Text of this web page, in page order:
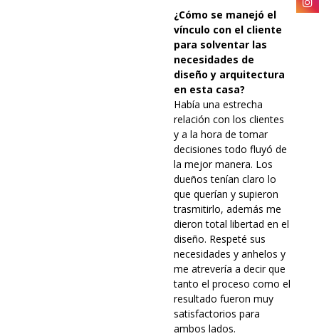
¿Cómo se manejó el
vínculo con el cliente
para solventar las
necesidades de
diseño y arquitectura
en esta casa?
Había una estrecha
relación con los clientes
y a la hora de tomar
decisiones todo fluyó de
la mejor manera. Los
dueños tenían claro lo
que querían y supieron
trasmitirlo, además me
dieron total libertad en el
diseño. Respeté sus
necesidades y anhelos y
me atrevería a decir que
tanto el proceso como el
resultado fueron muy
satisfactorios para
ambos lados.